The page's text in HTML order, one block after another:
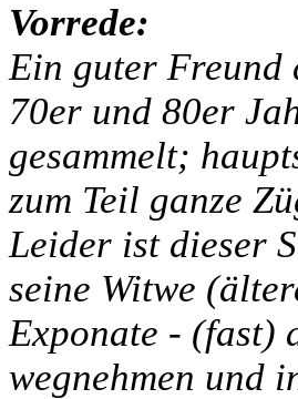
Vorrede:
Ein guter
70er und 80er
gesammelt;
zum Teil ganze
Leider ist dieser
seine Witwe
Exponate - (fast)
wegnehmen und